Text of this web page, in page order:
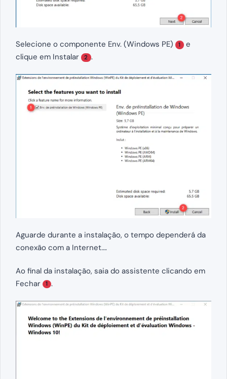
Selecione o componente Env. (Windows PE) 1 e
clique em Instalar
2 .
Aguarde durante a instalação, o tempo dependerá da
conexão com a Internet….
Ao final da instalação, saia do assistente clicando em
Fechar
1 .